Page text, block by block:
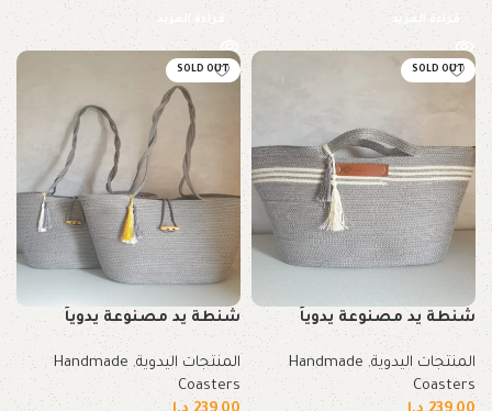
قراءة المزيد قراءة المزيد
SOLD OUT
شنطة يد مصنوعة يدوياً
المنتجات اليدوية,
Handmade
Coasters
SOLD OUT
شنطة يد مصنوعة يدوياً
المنتجات اليدوية,
Handmade
Coasters